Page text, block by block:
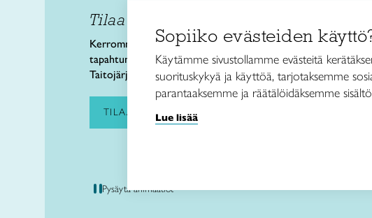
Tilaa uutiskirje
Kerromme käsityön valtakunnallisista
tapahtumista ja uutisista sekä
Taitojärjestön toiminnasta.
TILAA UUTISKIRJE
Pysäytä animaatiot
Käsi- ja
Kalevankatu 61
00180 Helsinki
puh. 040 7525 160
Sopiiko evästeiden
Käytämme sivustollamme evästeitä
suorituskykyä ja käyttöä, tarjotaksemme
parantaaksemme ja räätälöidäksemme
Lue lisää